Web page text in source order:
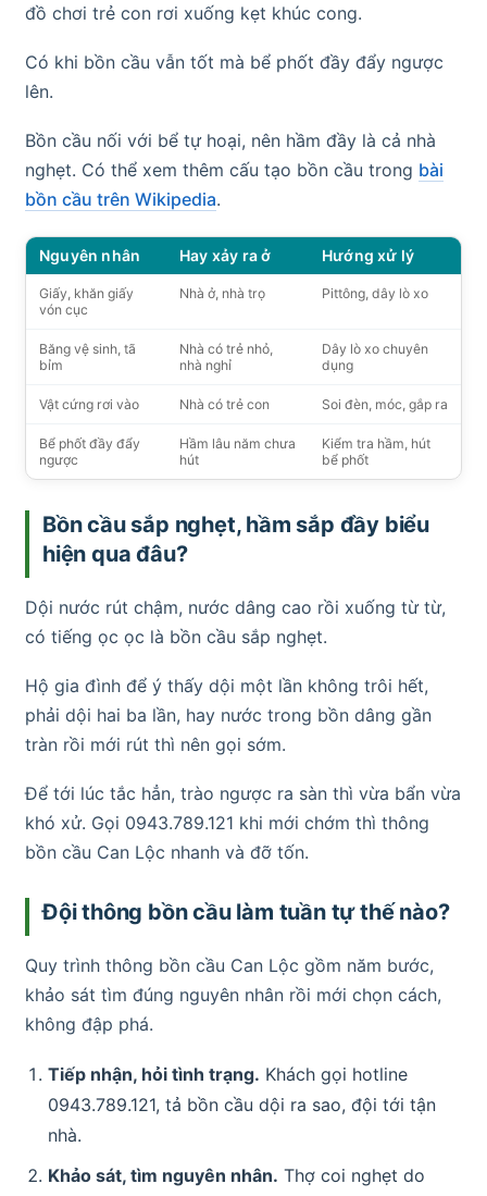
đồ chơi trẻ con rơi xuống kẹt khúc cong.
Có khi bồn cầu vẫn tốt mà bể phốt đầy đẩy ngược
lên.
Bồn cầu nối với bể tự hoại, nên hầm đầy là cả nhà
nghẹt. Có thể xem thêm cấu tạo bồn cầu trong bài
bồn cầu trên Wikipedia.
Nguyên nhân Hay xảy ra ở Hướng xử lý
Giấy, khăn giấy
vón cục
Nhà ở, nhà trọ Pittông, dây lò xo
Băng vệ sinh, tã
bỉm
Nhà có trẻ nhỏ,
nhà nghỉ
Dây lò xo chuyên
dụng
Vật cứng rơi vào Nhà có trẻ con Soi đèn, móc, gắp ra
Bể phốt đầy đẩy
ngược
Hầm lâu năm chưa
hút
Kiểm tra hầm, hút
bể phốt
Bồn cầu sắp nghẹt, hầm sắp đầy biểu
hiện qua đâu?
Dội nước rút chậm, nước dâng cao rồi xuống từ từ,
có tiếng ọc ọc là bồn cầu sắp nghẹt.
Hộ gia đình để ý thấy dội một lần không trôi hết,
phải dội hai ba lần, hay nước trong bồn dâng gần
tràn rồi mới rút thì nên gọi sớm.
Để tới lúc tắc hẳn, trào ngược ra sàn thì vừa bẩn vừa
khó xử. Gọi 0943.789.121 khi mới chớm thì thông
bồn cầu Can Lộc nhanh và đỡ tốn.
Đội thông bồn cầu làm tuần tự thế nào?
Quy trình thông bồn cầu Can Lộc gồm năm bước,
khảo sát tìm đúng nguyên nhân rồi mới chọn cách,
không đập phá.
Tiếp nhận, hỏi tình trạng. Khách gọi hotline
0943.789.121, tả bồn cầu dội ra sao, đội tới tận
nhà.
Khảo sát, tìm nguyên nhân. Thợ coi nghẹt do